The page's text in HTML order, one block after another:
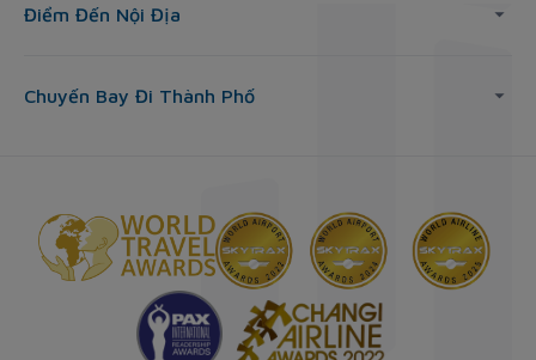
Điểm Đến Nội Địa
Chuyến Bay Đi Thành Phố